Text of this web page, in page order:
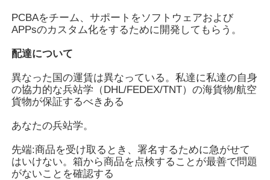
見積依頼
デジタル相互黒板
教育相互Whiteboard
PCBAをチーム、サポートをソフトウェアおよび
APPsのカスタム化をするために開発してもらう。
配達について
異なった国の運賃は異なっている。私達に私達の自身
の協力的な兵站学（DHL/FEDEX/TNT）の海貨物/航空
貨物が保証するべきある
あなたの兵站学。
先端:商品を受け取るとき、署名するために急がせて
はいけない。箱から商品を点検することが最善で問題
がないことを確認する